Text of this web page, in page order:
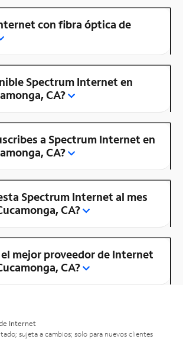
con fibra óptica de
Spectrum Internet en
CA?
a Spectrum Internet en
CA?
Spectrum Internet al mes
CA?
mejor proveedor de Internet
CA?
Internet
sujeta a cambios; solo para nuevos clientes